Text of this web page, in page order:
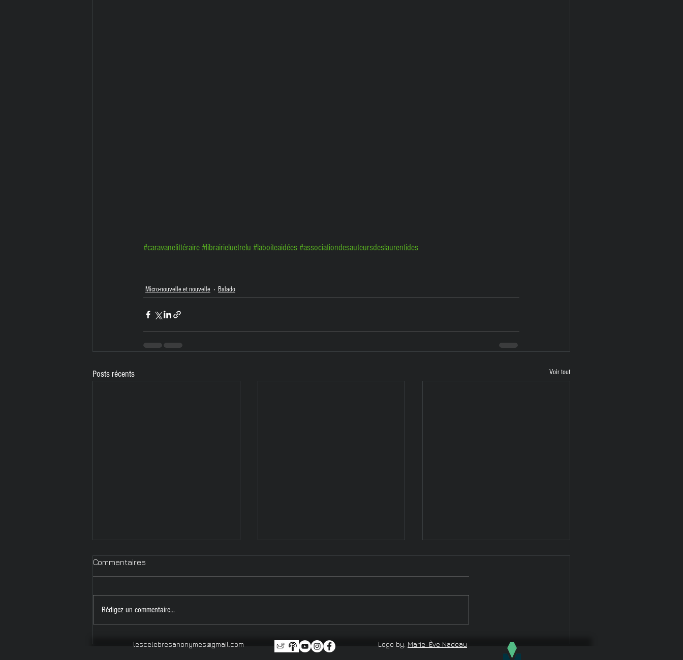
#caravanelittéraire#librairieluetrelu #laboiteaidées#associationdesauteursdeslaurentides
Micro-nouvelle et nouvelle Balado
Posts récents Voir tout
Départs et
recommencements -
Vacheries et autres animaux
domestiques / Atomes,
Atomes, fragments et
parcelles / Le futur est déjà
Commentaires
Rédigez un commentaire...
lescelebresanonymes@gmail.com Logo by: Marie-Ève Nadeau